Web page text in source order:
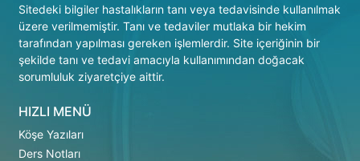
Sitedeki bilgiler hastalıkların tanı veya tedavisinde kullanılmak
üzere verilmemiştir. Tanı ve tedaviler mutlaka bir hekim
tarafından yapılması gereken işlemlerdir. Site içeriğinin bir
şekilde tanı ve tedavi amacıyla kullanımından doğacak
sorumluluk ziyaretçiye aittir.
HIZLI MENÜ
Köşe Yazıları
Ders Notları